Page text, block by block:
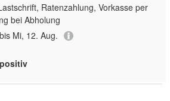
Ratenzahlung, Vorkasse per
bei Abholung
Mi, 12. Aug.